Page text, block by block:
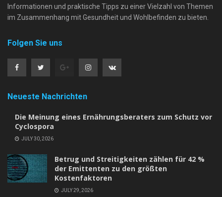
Informationen und praktische Tipps zu einer Vielzahl von Themen
im Zusammenhang mit Gesundheit und Wohlbefinden zu bieten.
Folgen Sie uns
Neueste Nachrichten
Die Meinung eines Ernährungsberaters zum Schutz vor
Cyclospora
JULY 30, 2026
Betrug und Streitigkeiten zählen für 42 %
der Emittenten zu den größten
Kostenfaktoren
JULY 29, 2026